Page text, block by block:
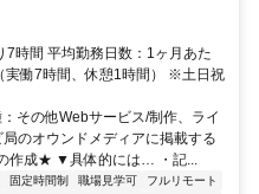
時間 平均勤務日数：1ヶ月あた
実働7時間、休憩1時間） ※土日祝
その他Webサービス/制作、ライ
のオウンドメディアに掲載する
作成★ ▼具体的には… ・記...
固定時間制 職場見学可
フルリモート